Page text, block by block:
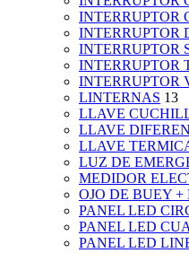
INTERRUPTOR
INTERRUPTOR
INTERRUPTOR
INTERRUPTOR
INTERRUPTOR
LINTERNAS 13
LLAVE
LLAVE
LLAVE
LUZ DE
MEDIDOR
OJO DE BUEY +
PANEL LED
PANEL LED
PANEL LED